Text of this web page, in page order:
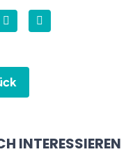
INTERESSIEREN